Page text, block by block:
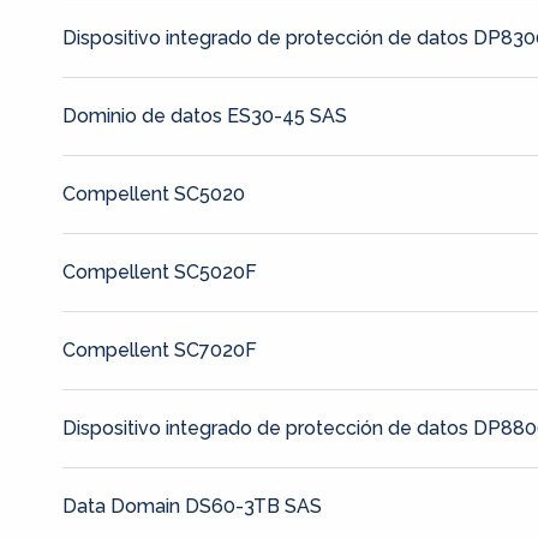
Dispositivo integrado de protección de datos
Dominio de datos ES30-45 SAS
Compellent SC5020
Compellent SC5020F
Compellent SC7020F
Dispositivo integrado de protección de datos
Data Domain DS60-3TB SAS